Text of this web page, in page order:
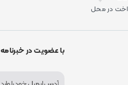
در محل
با عضویت در خبرنامه Hstock از اخرین تخفیفات ما با خبر شوید